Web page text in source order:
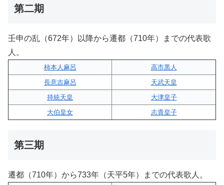
第二期
壬申の乱（672年）以降から遷都（710年）までの代表歌
人。
柿本人麻呂
高市黒人
長意吉麻呂
天武天皇
持統天皇
大津皇子
大伯皇女
志貴皇子
第三期
遷都（710年）から733年（天平5年）までの代表歌人。